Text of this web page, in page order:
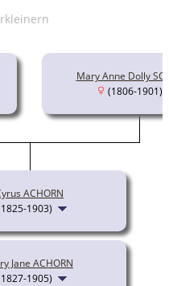
Mary Anne Dolly
(1806-1901)
ACHORN
1903)
Jane ACHORN
1905)